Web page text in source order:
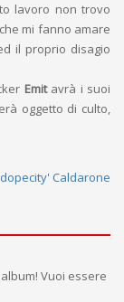
lavoro non trovo
mi fanno amare
il proprio disagio
Emitavrà i suoi
oggetto di culto,
Caldarone
Vuoi essere